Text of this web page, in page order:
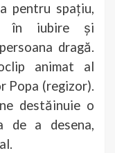
pentru spațiu,
în iubire și
dragă.
animat al
Popa (regizor).
destăinuie o
de a desena,